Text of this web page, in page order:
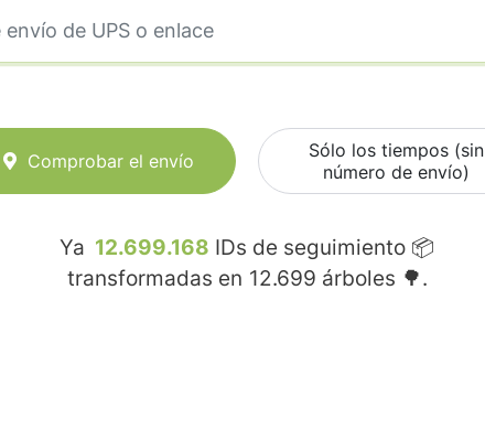
Comprobar el envío
Sólo los tiempos (sin
número de envío)
Ya 12.699.168 IDs de seguimiento 📦
transformadas en 12.699 árboles 🌳.